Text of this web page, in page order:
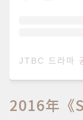
2016年《